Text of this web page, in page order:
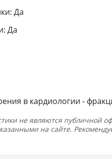
Да
Да
в кардиологии -
не являются публичной
на сайте.